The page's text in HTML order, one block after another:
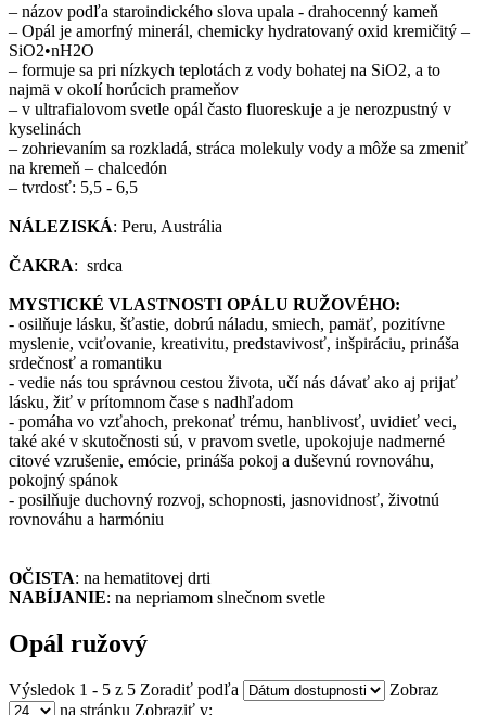
– názov podľa staroindického slova upala - drahocenný kameň
– Opál je amorfný minerál, chemicky hydratovaný oxid kremičitý –
SiO2•nH2O
– formuje sa pri nízkych teplotách z vody bohatej na SiO2, a to
najmä v okolí horúcich prameňov
– v ultrafialovom svetle opál často fluoreskuje a je nerozpustný v
kyselinách
– zohrievaním sa rozkladá, stráca molekuly vody a môže sa zmeniť
na kremeň – chalcedón
– tvrdosť: 5,5 - 6,5
NÁLEZISKÁ: Peru, Austrália
ČAKRA: srdca
MYSTICKÉ VLASTNOSTI OPÁLU RUŽOVÉHO:
- osilňuje lásku, šťastie, dobrú náladu, smiech, pamäť, pozitívne
myslenie, vciťovanie, kreativitu, predstavivosť, inšpiráciu, prináša
srdečnosť a romantiku
- vedie nás tou správnou cestou života, učí nás dávať ako aj prijať
lásku, žiť v prítomnom čase s nadhľadom
- pomáha vo vzťahoch, prekonať trému, hanblivosť, uvidieť veci,
také aké v skutočnosti sú, v pravom svetle, upokojuje nadmerné
citové vzrušenie, emócie, prináša pokoj a duševnú rovnováhu,
pokojný spánok
- posilňuje duchovný rozvoj, schopnosti, jasnovidnosť, životnú
rovnováhu a harmóniu
OČISTA: na hematitovej drti
NABÍJANIE: na nepriamom slnečnom svetle
Opál ružový
Výsledok 1 - 5 z 5 Zoradiť podľa
Zobraz
na stránku Zobraziť v: